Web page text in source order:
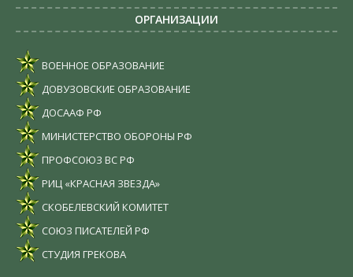
ОРГАНИЗАЦИИ
ВОЕННОЕ ОБРАЗОВАНИЕ
ДОВУЗОВСКИЕ ОБРАЗОВАНИЕ
ДОСААФ РФ
МИНИСТЕРСТВО ОБОРОНЫ РФ
ПРОФСОЮЗ ВС РФ
РИЦ «КРАСНАЯ ЗВЕЗДА»
СКОБЕЛЕВСКИЙ КОМИТЕТ
СОЮЗ ПИСАТЕЛЕЙ РФ
СТУДИЯ ГРЕКОВА